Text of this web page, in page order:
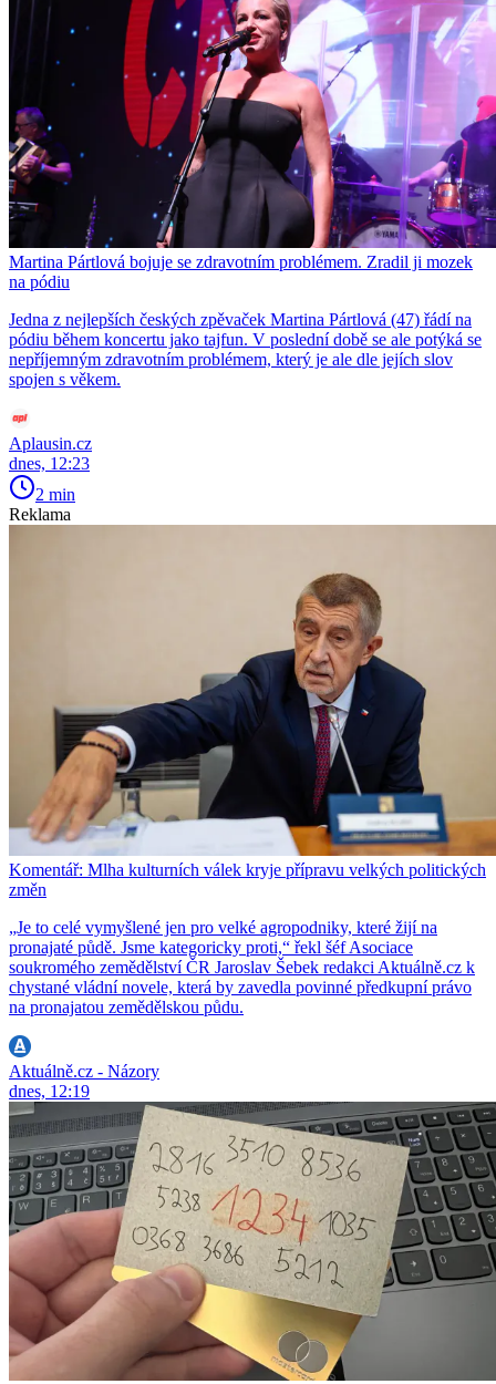
Martina Pártlová bojuje se zdravotním problémem. Zradil ji mozek
na pódiu
Jedna z nejlepších českých zpěvaček Martina Pártlová (47) řádí na
pódiu během koncertu jako tajfun. V poslední době se ale potýká se
nepříjemným zdravotním problémem, který je ale dle jejích slov
spojen s věkem.
Aplausin.cz
dnes, 12:23
2 min
Reklama
Komentář: Mlha kulturních válek kryje přípravu velkých politických
změn
„Je to celé vymyšlené jen pro velké agropodniky, které žijí na
pronajaté půdě. Jsme kategoricky proti,“ řekl šéf Asociace
soukromého zemědělství ČR Jaroslav Šebek redakci Aktuálně.cz k
chystané vládní novele, která by zavedla povinné předkupní právo
na pronajatou zemědělskou půdu.
Aktuálně.cz - Názory
dnes, 12:19